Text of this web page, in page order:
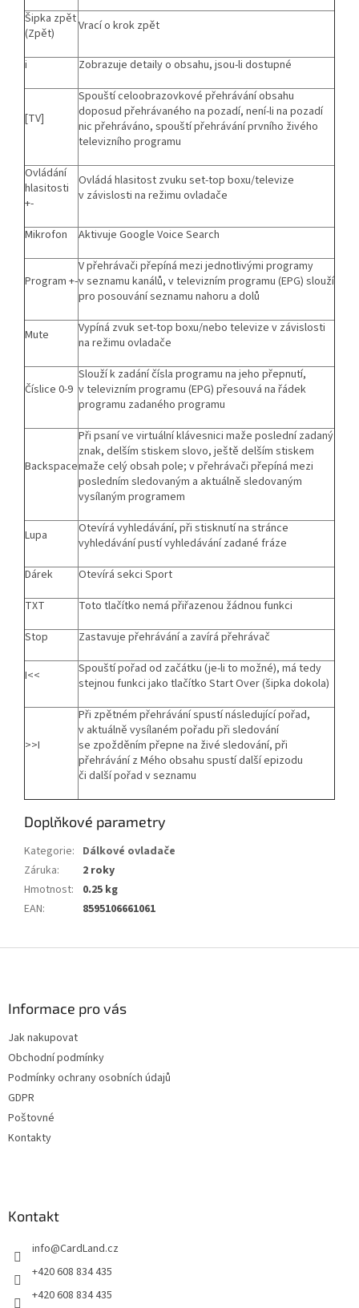
Šipka zpět
(Zpět)
Vrací o krok zpět
i Zobrazuje detaily o obsahu, jsou-li dostupné
[TV]
Spouští celoobrazovkové přehrávání obsahu
doposud přehrávaného na pozadí, není-li na pozadí
nic přehráváno, spouští přehrávání prvního živého
televizního programu
Ovládání
hlasitosti
+-
Ovládá hlasitost zvuku set-top boxu/televize
v závislosti na režimu ovladače
Mikrofon Aktivuje Google Voice Search
Program +-
V přehrávači přepíná mezi jednotlivými programy
v seznamu kanálů, v televizním programu (EPG) slouží
pro posouvání seznamu nahoru a dolů
Mute
Vypíná zvuk set-top boxu/nebo televize v závislosti
na režimu ovladače
Číslice 0-9
Slouží k zadání čísla programu na jeho přepnutí,
v televizním programu (EPG) přesouvá na řádek
programu zadaného programu
Backspace
Při psaní ve virtuální klávesnici maže poslední zadaný
znak, delším stiskem slovo, ještě delším stiskem
maže celý obsah pole; v přehrávači přepíná mezi
posledním sledovaným a aktuálně sledovaným
vysílaným programem
Lupa
Otevírá vyhledávání, při stisknutí na stránce
vyhledávání pustí vyhledávání zadané fráze
Dárek
Otevírá sekci Sport
TXT
Toto tlačítko nemá přiřazenou žádnou funkci
Stop
Zastavuje přehrávání a zavírá přehrávač
I<<
Spouští pořad od začátku (je-li to možné), má tedy
stejnou funkci jako tlačítko Start Over (šipka dokola)
>>I
Při zpětném přehrávání spustí následující pořad,
v aktuálně vysílaném pořadu při sledování
se zpožděním přepne na živé sledování, při
přehrávání z Mého obsahu spustí další epizodu
či další pořad v seznamu
Doplňkové parametry
Kategorie: Dálkové ovladače
Záruka:
2 roky
Hmotnost:
0.25 kg
EAN: 8595106661061
Informace pro vás
Jak nakupovat
Obchodní podmínky
Podmínky ochrany osobních údajů
GDPR
Poštovné
Kontakty
Kontakt
info@CardLand.cz
+420 608 834 435
+420 608 834 435